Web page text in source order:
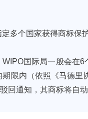
多个国家获得商标保护
国际局一般会在
限内（依照《马德里
回通知，其商标将自动